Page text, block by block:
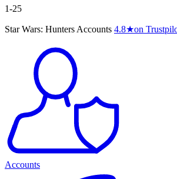
1-25
Star Wars: Hunters Accounts 4.8★on
Accounts